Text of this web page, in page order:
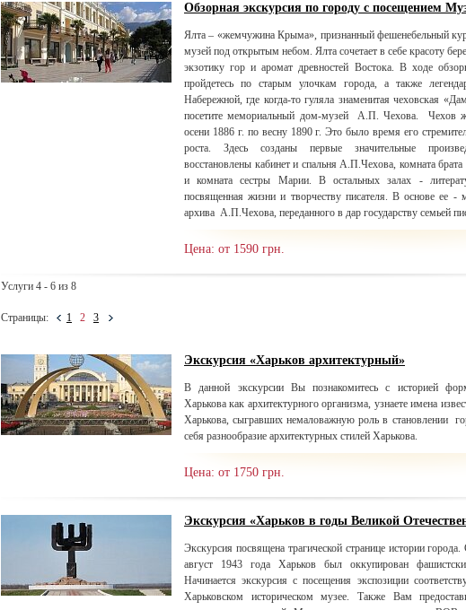
Обзорная экскурсия по городу с посещением
Ялта – «жемчужина Крыма», признанный фешенебельный
музей под открытым небом. Ялта сочетает в себе красоту
экзотику гор и аромат древностей Востока. В ходе
пройдетесь по старым улочкам города, а также
Набережной, где когда-то гуляла знаменитая чеховская
посетите мемориальный дом-музей А.П. Чехова. Чехов
осени 1886 г. по весну 1890 г. Это было время его
роста. Здесь созданы первые значительные
восстановлены кабинет и спальня А.П.Чехова, комната
и комната сестры Марии. В остальных залах -
посвященная жизни и творчеству писателя. В основе ее -
архива А.П.Чехова, переданного в дар государству семьей
Цена: от 1590 грн.
Услуги 4 - 6 из 8
Страницы: 1 2 3
Экскурсия «Харьков архитектурный»
В данной экскурсии Вы познакомитесь с историей
Харькова как архитектурного организма, узнаете имена
Харькова, сыгравших немаловажную роль в становлении
себя разнообразие архитектурных стилей Харькова.
Цена: от 1750 грн.
Экскурсия «Харьков в годы Великой
Экскурсия посвящена трагической странице истории
август 1943 года Харьков был оккупирован
Начинается экскурсия с посещения экспозиции
Харьковском историческом музее. Также Вам